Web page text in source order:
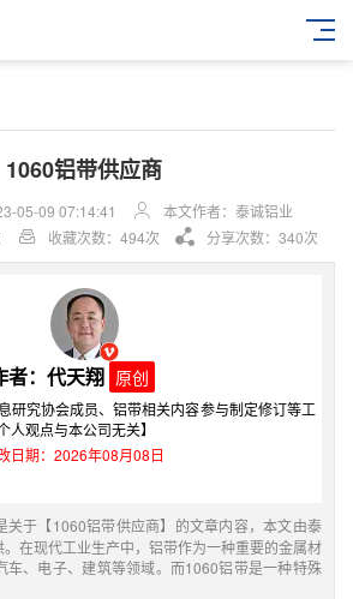
1060铝带供应商
05-09 07:14:41
本文作者：泰诚铝业
收藏次数：494次 分享次数：340次
者：代天翔 原创
研究协会成员、铝带相关内容参与制定修订等工
观点与本公司无关】
日期：2026年08月08日
关于【1060铝带供应商】的文章内容，本文由泰
在现代工业生产中，铝带作为一种重要的金属材
车、电子、建筑等领域。而1060铝带是一种特殊